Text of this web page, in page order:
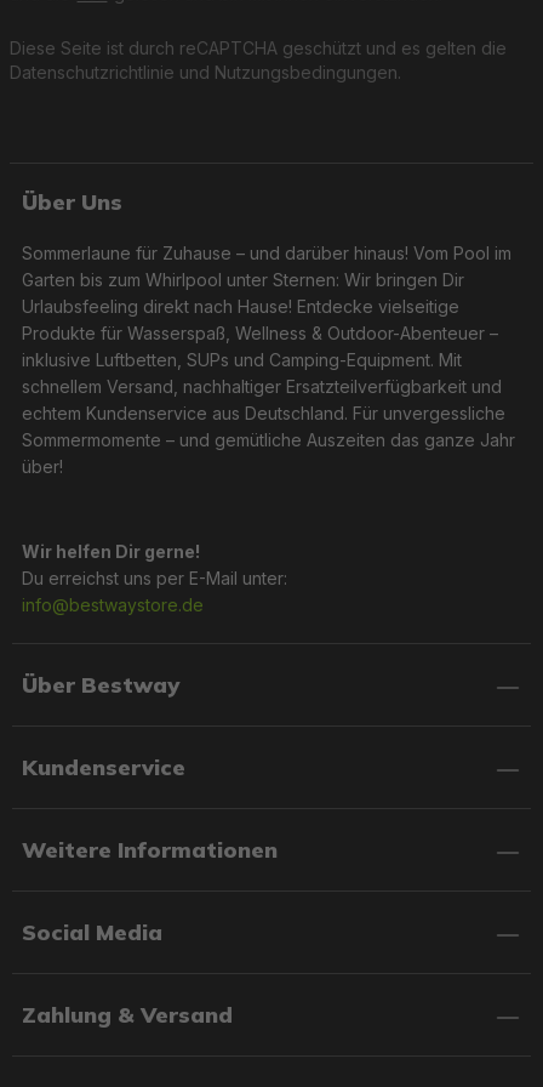
Diese Seite ist durch reCAPTCHA geschützt und es gelten die
Datenschutzrichtlinie und Nutzungsbedingungen.
Über Uns
Sommerlaune für Zuhause – und darüber hinaus! Vom Pool im
Garten bis zum Whirlpool unter Sternen: Wir bringen Dir
Urlaubsfeeling direkt nach Hause! Entdecke vielseitige
Produkte für Wasserspaß, Wellness & Outdoor-Abenteuer –
inklusive Luftbetten, SUPs und Camping-Equipment. Mit
schnellem Versand, nachhaltiger Ersatzteilverfügbarkeit und
echtem Kundenservice aus Deutschland. Für unvergessliche
Sommermomente – und gemütliche Auszeiten das ganze Jahr
über!
Wir helfen Dir gerne!
Du erreichst uns per E-Mail unter:
info@bestwaystore.de
Über Bestway
Kundenservice
Weitere Informationen
Social Media
Zahlung & Versand